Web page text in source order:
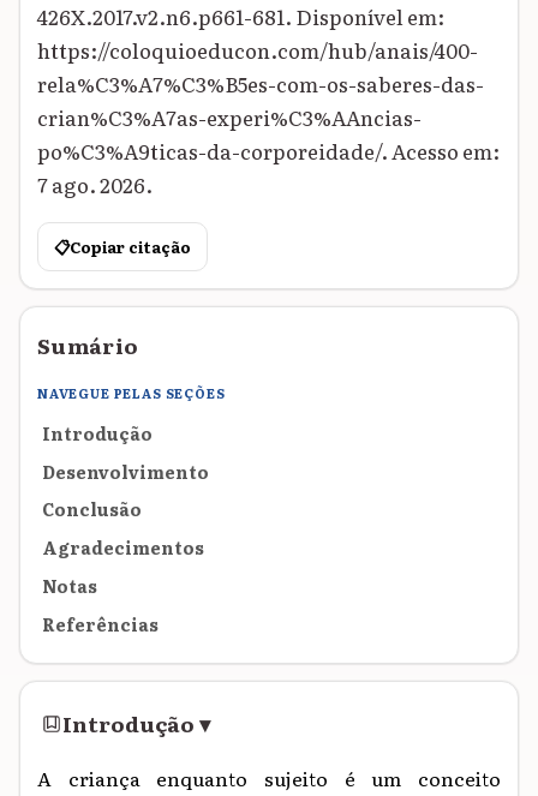
426X.2017.v2.n6.p661-681. Disponível em:
https://coloquioeducon.com/hub/anais/400-
rela%C3%A7%C3%B5es-com-os-saberes-das-
crian%C3%A7as-experi%C3%AAncias-
po%C3%A9ticas-da-corporeidade/. Acesso em:
7 ago. 2026.
📋Copiar citação
Sumário
NAVEGUE PELAS SEÇÕES
Introdução
Desenvolvimento
Conclusão
Agradecimentos
Notas
Referências
Introdução▾
A criança enquanto sujeito é um conceito